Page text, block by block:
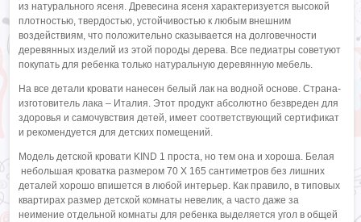
из натурального ясеня. Древесина ясеня характеризуется высокой
плотностью, твердостью, устойчивостью к любым внешним
воздействиям, что положительно сказывается на долговечности
деревянных изделий из этой породы дерева. Все педиатры советуют
покупать для ребенка только натуральную деревянную мебель.
На все детали кровати нанесен белый лак на водной основе. Страна-
изготовитель лака – Италия. Этот продукт абсолютно безвреден для
здоровья и самочувствия детей, имеет соответствующий сертификат
и рекомендуется для детских помещений.
Модель детской кровати KIND 1 проста, но тем она и хороша. Белая
небольшая кроватка размером 70 Х 165 сантиметров без лишних
деталей хорошо впишется в любой интерьер. Как правило, в типовых
квартирах размер детской комнаты невелик, а часто даже за
неимение отдельной комнаты для ребенка выделяется угол в общей